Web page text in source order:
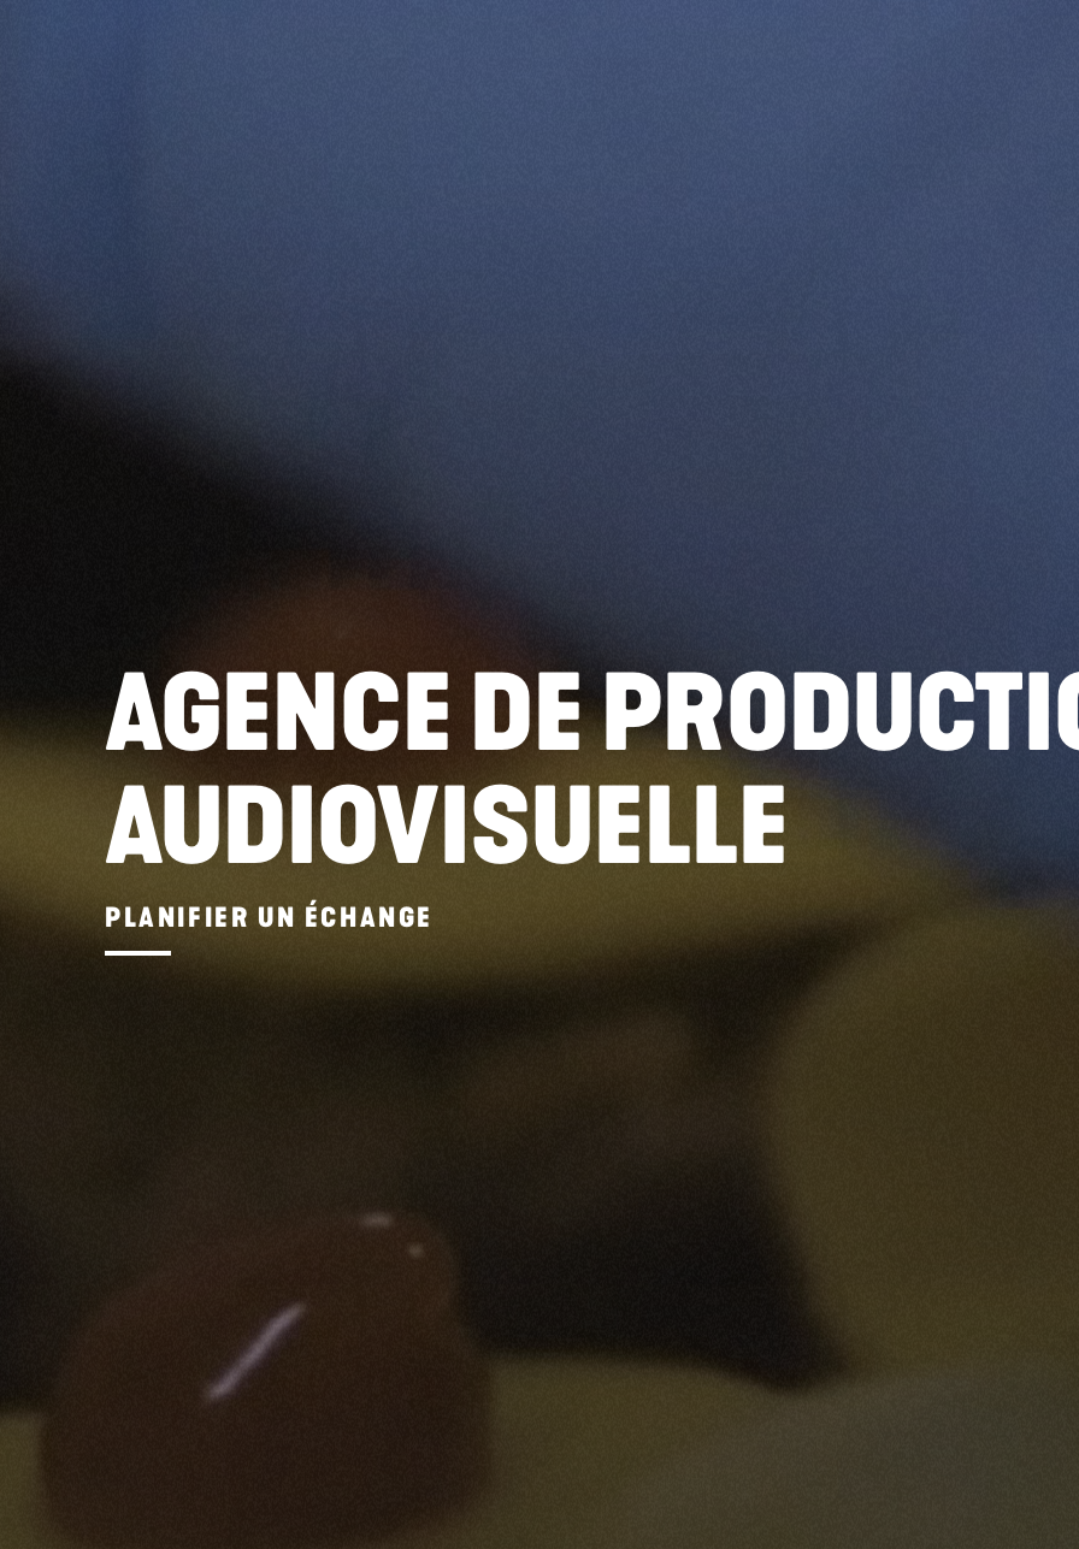
AGENCE DE
AUDIOVISUELLE
PLANIFIER UN ÉCHANGE